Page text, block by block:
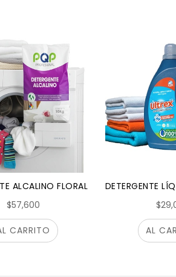
SIN AROMA 20 KG
ALCALINO FLORAL 10KG
$57,600
CARRITO
DETERGENTE
AL